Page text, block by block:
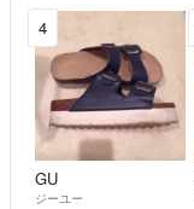
4
GU
ジーユー